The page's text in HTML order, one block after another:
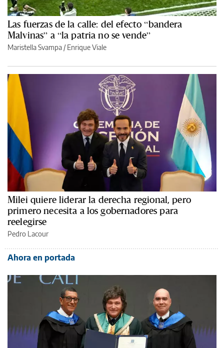
Las fuerzas de la calle: del efecto “bandera
Malvinas” a “la patria no se vende”
Maristella Svampa /Enrique Viale
Milei quiere liderar la derecha regional, pero
primero necesita a los gobernadores para
reelegirse
Pedro Lacour
Ahora en portada